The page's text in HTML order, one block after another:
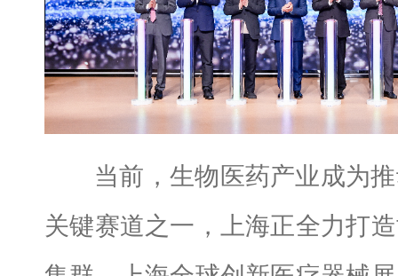
当前，生物医药产业成为
关键赛道之一，上海正全力打